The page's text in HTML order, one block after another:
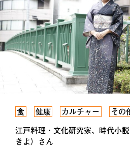
食 健康 カルチャー その
江戸料理・文化研究家、時代小
きよ）さん